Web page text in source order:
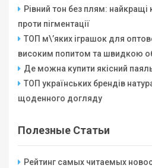
Рівний тон без плям: найкращі
проти пігментації
ТОП м\’яких іграшок для
високим попитом та швидкою
Де можна купити якісний
ТОП українських брендів
щоденного догляду
Полезные Статьи
Рейтинг самых читаемых